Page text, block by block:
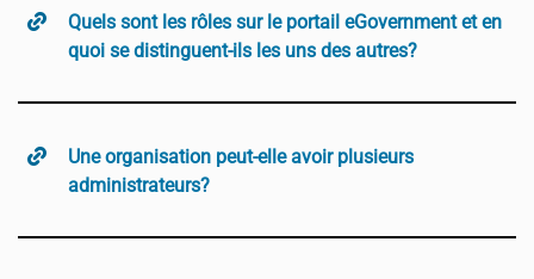
Quels sont les rôles sur le portail eGovernment et en
quoi se distinguent-ils les uns des autres?
Une organisation peut-elle avoir plusieurs
administrateurs?